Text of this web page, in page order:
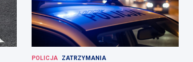
POLICJA ZATRZYMANIA